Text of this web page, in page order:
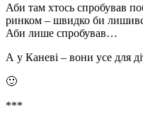
Аби там хтось спробував
ринком – швидко би
Аби лише спробував…
А у Каневі – вони усе для
🙂
***